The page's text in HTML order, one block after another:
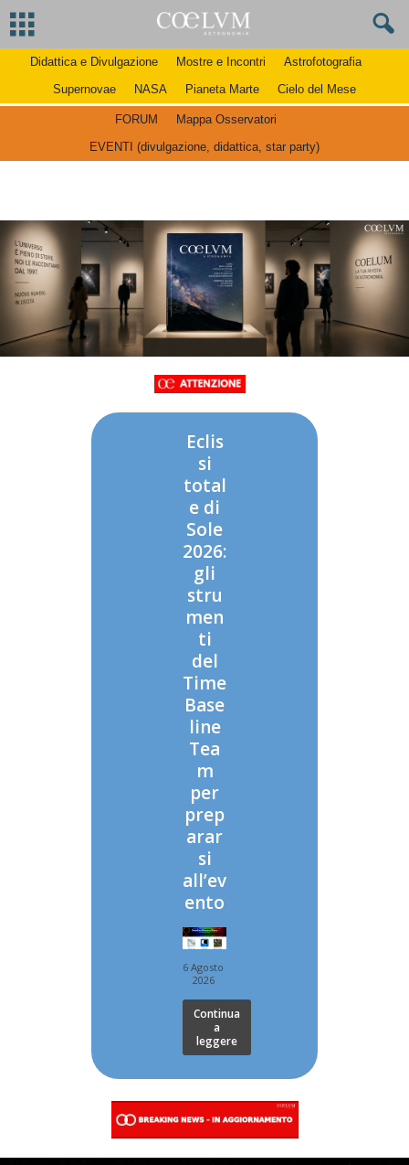
Didattica e Divulgazione Mostre e Incontri
Astrofotografia
Supernovae
NASA Pianeta Marte Cielo del Mese
FORUM
Mappa Osservatori
EVENTI (divulgazione, didattica, star party)
Eclis
si
total
e di
Sole
2026:
gli
stru
men
ti
del
Time
Base
line
Tea
m
per
prep
arar
si
all’ev
ento
6 Agosto
2026
Continua
a
leggere